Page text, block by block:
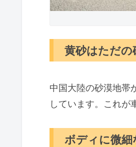
黄砂はただの
中国大陸の砂漠地帯
しています。これが
ボディに微細